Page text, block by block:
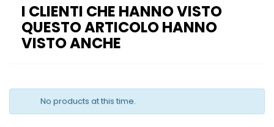
I CLIENTI CHE HANNO VISTO
QUESTO ARTICOLO HANNO
VISTO ANCHE
No products at this time.